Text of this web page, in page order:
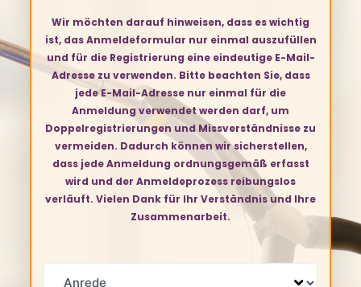
Wir möchten darauf hinweisen, dass es wichtig
ist, das Anmeldeformular nur einmal auszufüllen
und für die Registrierung eine eindeutige E-Mail-
Adresse zu verwenden. Bitte beachten Sie, dass
jede E-Mail-Adresse nur einmal für die
Anmeldung verwendet werden darf, um
Doppelregistrierungen und Missverständnisse zu
vermeiden. Dadurch können wir sicherstellen,
dass jede Anmeldung ordnungsgemäß erfasst
wird und der Anmeldeprozess reibungslos
verläuft. Vielen Dank für Ihr Verständnis und Ihre
Zusammenarbeit.